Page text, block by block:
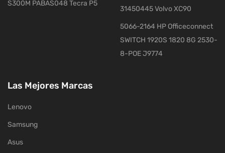
S300M PABAS048 Tecra P5
31450445 Volvo XC90
5066-2164 HP Officeconnect
SWITCH 1920S 1820 8G 2530-
8-POE J9774
Las Mejores Marcas
Lenovo
Samsung
Asus